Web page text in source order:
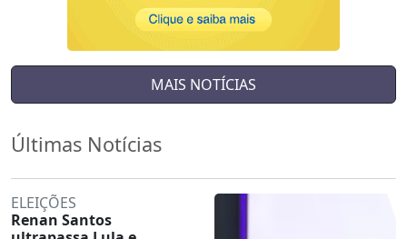
MAIS NOTÍCIAS
Últimas Notícias
ELEIÇÕES
Renan Santos